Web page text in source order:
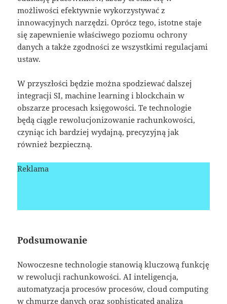
możliwości efektywnie wykorzystywać z
innowacyjnych narzędzi. Oprócz tego, istotne staje
się zapewnienie właściwego poziomu ochrony
danych a także zgodności ze wszystkimi regulacjami
ustaw.
W przyszłości będzie można spodziewać dalszej
integracji SI, machine learning i blockchain w
obszarze procesach księgowości. Te technologie
będą ciągle rewolucjonizowanie rachunkowości,
czyniąc ich bardziej wydajną, precyzyjną jak
również bezpieczną.
Reklama
Podsumowanie
Nowoczesne technologie stanowią kluczową funkcję
w rewolucji rachunkowości. AI inteligencja,
automatyzacja procesów procesów, cloud computing
w chmurze danych oraz sophisticated analiza